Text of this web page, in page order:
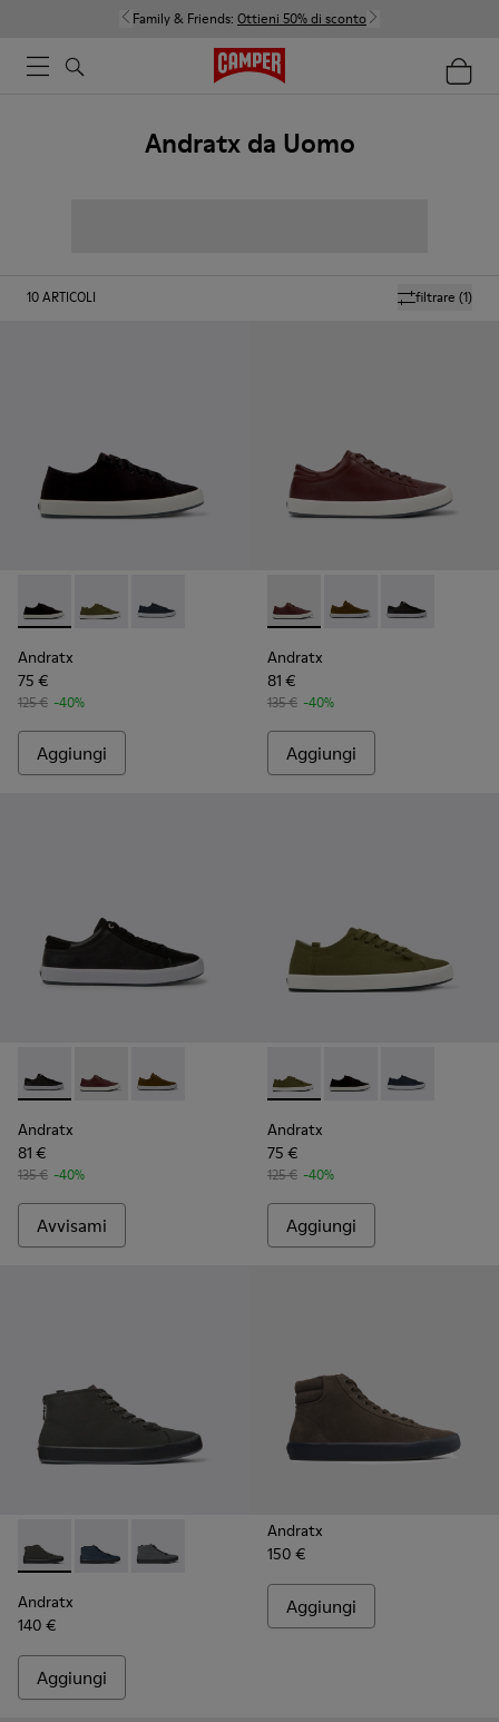
Family & Friends: Ottieni 50% di sconto
Andratx da Uomo
filtrare (1)
10ARTICOLI
Andratx - K100158-021 - Sneakers in tessuto nere Da uomo.
Andratx - K100158-020 - Sneaker da uomo in
Andratx - K100158-011 - Blue
Andratx
75 €
125 € -40%
Aggiungi
Andratx - K100231-029 -
Andratx - K100231-
Andratx -
Andratx
81 €
135 € -40%
Aggiungi
Andratx - K100231-020 - Black
Andratx - K100231-029 - Sneakers in pelle marrone
Andratx - K100231-021 - Green
Andratx
81 €
135 € -40%
Avvisami
Andratx - K100158-020 -
Andratx - K100158-
Andratx -
Andratx
75 €
125 € -40%
Aggiungi
Andratx - K300143-010 - Sneakers grigie in tessuto da Uomo.
Andratx - K300143-008 - Sneaker da uomo in
Andratx - K300143-007 - Sneaker da uomo in
Andratx
140 €
Aggiungi
Andratx
150 €
Aggiungi